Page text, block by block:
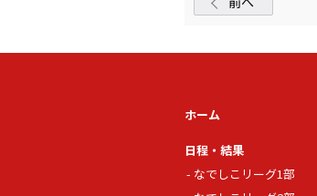
ホーム
日程・結果
なでしこリーグ1部